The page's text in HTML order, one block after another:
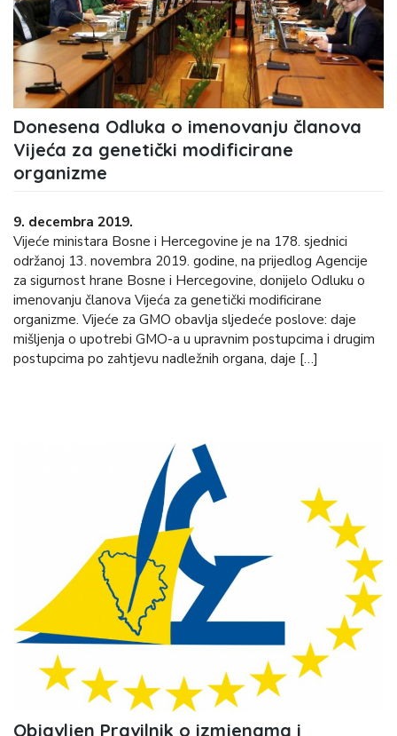
Donesena Odluka o imenovanju članova
Vijeća za genetički modificirane
organizme
9. decembra 2019.
Vijeće ministara Bosne i Hercegovine je na 178. sjednici
održanoj 13. novembra 2019. godine, na prijedlog Agencije
za sigurnost hrane Bosne i Hercegovine, donijelo Odluku o
imenovanju članova Vijeća za genetički modificirane
organizme. Vijeće za GMO obavlja sljedeće poslove: daje
mišljenja o upotrebi GMO-a u upravnim postupcima i drugim
postupcima po zahtjevu nadležnih organa, daje […]
Objavljen Pravilnik o izmjenama i